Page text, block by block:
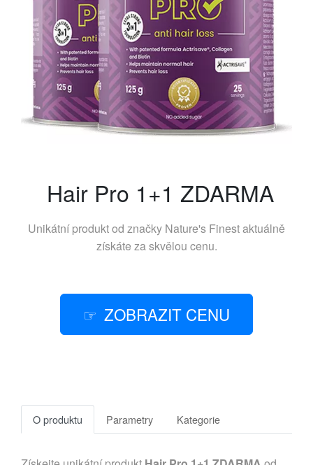
Hair Pro 1+1 ZDARMA
Unikátní produkt od značky Nature's Finestaktuálně
získáte za skvělou cenu.
ZOBRAZIT CENU
O produktu Parametry Kategorie